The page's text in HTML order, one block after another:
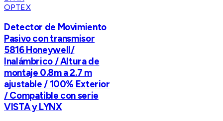
OPTEX
Detector de Movimiento
Pasivo con transmisor
5816 Honeywell/
Inalámbrico / Altura de
montaje 0.8m a 2.7 m
ajustable / 100% Exterior
/ Compatible con serie
VISTA y LYNX